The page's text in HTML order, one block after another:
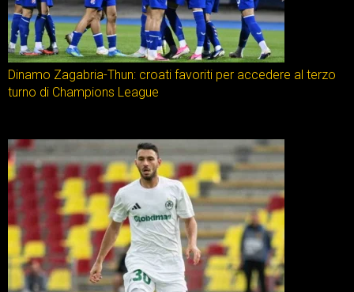
Dinamo Zagabria-Thun: croati favoriti per accedere al terzo
turno di Champions League